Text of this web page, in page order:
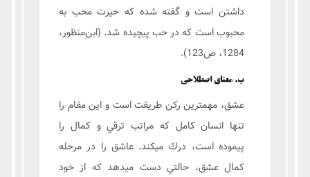
داشتن است و گفته شده كه حيرت محب به
محبوب است كه در حب پيچيده شد. (ابن‌منظور،
1284، ص123).
ب. معنای اصطلاحي
عشق، مهمترين ركن طريقت است و اين مقام را
تنها انسان كامل كه مراتب ترقي و كمال را
پيموده است، درك ميكند. عاشق را در مرحله
كمال عشق، حالتي دست ميدهد كه از خود